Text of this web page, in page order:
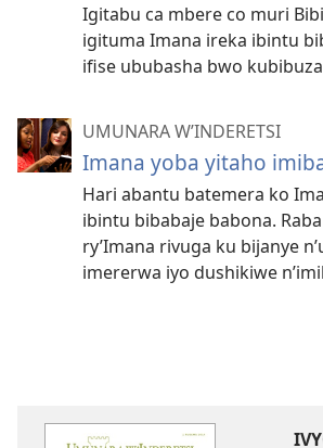
Igitabu ca mbere co muri
igituma Imana ireka ibintu
ifise ububasha bwo
UMUNARA W’INDERETSI
Imana yoba yitaho
Hari abantu batemera ko
ibintu bibabaje babona.
ry’Imana rivuga ku bijanye
imererwa iyo dushikiwe